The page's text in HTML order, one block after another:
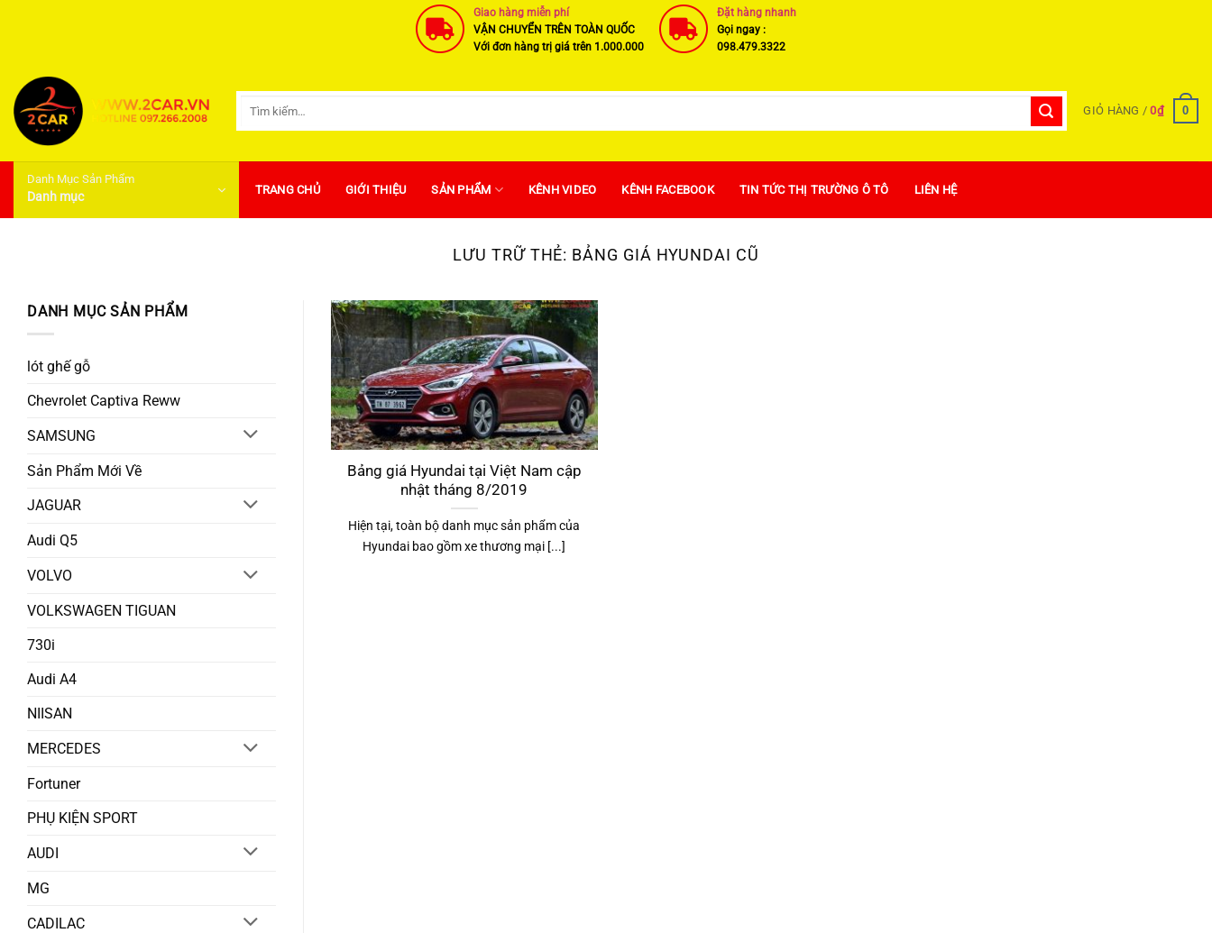
dung
Giao hàng miễn phí
VẬN CHUYỂN TRÊN TOÀN QUỐC
Với đơn hàng trị giá trên 1.000.000
Đặt hàng nhanh
Gọi ngay :
098.479.3322
GIỎ HÀNG /0₫ 0
Danh Mục Sản Phẩm
Danh mục TRANG CHỦ GIỚI THIỆU SẢN PHẨM KÊNH VIDEO KÊNH FACEBOOK TIN TỨC THỊ TRƯỜNG Ô TÔ LIÊN HỆ
LƯU TRỮ THẺ: BẢNG GIÁ HYUNDAI CŨ
DANH MỤC SẢN PHẨM
lót ghế gỗ
Chevrolet Captiva Reww
SAMSUNG
Sản Phẩm Mới Về
JAGUAR
Audi Q5
VOLVO
VOLKSWAGEN TIGUAN
730i
Audi A4
NIISAN
MERCEDES
Fortuner
PHỤ KIỆN SPORT
AUDI
MG
CADILAC
Bảng giá Hyundai tại Việt Nam cập
nhật tháng 8/2019
Hiện tại, toàn bộ danh mục sản phẩm của
Hyundai bao gồm xe thương mại [...]